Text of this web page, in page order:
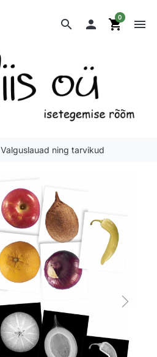
search  shopping_cart
0 menu
Valguslauad ning tarvikud
Next